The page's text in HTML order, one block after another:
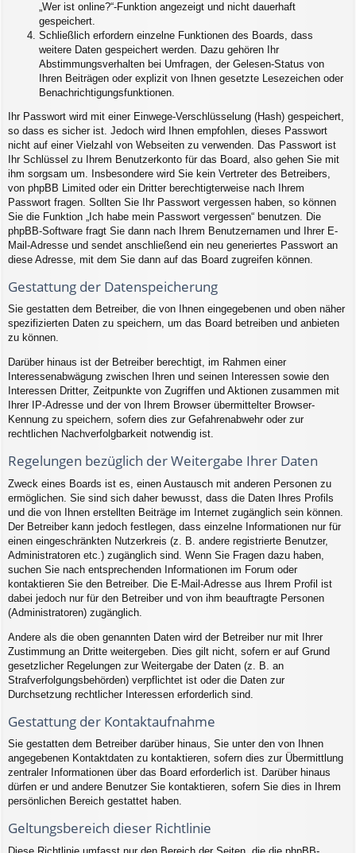
„Wer ist online?“-Funktion angezeigt und nicht dauerhaft
gespeichert.
Schließlich erfordern einzelne Funktionen des Boards, dass
weitere Daten gespeichert werden. Dazu gehören Ihr
Abstimmungsverhalten bei Umfragen, der Gelesen-Status von
Ihren Beiträgen oder explizit von Ihnen gesetzte Lesezeichen oder
Benachrichtigungsfunktionen.
Ihr Passwort wird mit einer Einwege-Verschlüsselung (Hash) gespeichert,
so dass es sicher ist. Jedoch wird Ihnen empfohlen, dieses Passwort
nicht auf einer Vielzahl von Webseiten zu verwenden. Das Passwort ist
Ihr Schlüssel zu Ihrem Benutzerkonto für das Board, also gehen Sie mit
ihm sorgsam um. Insbesondere wird Sie kein Vertreter des Betreibers,
von phpBB Limited oder ein Dritter berechtigterweise nach Ihrem
Passwort fragen. Sollten Sie Ihr Passwort vergessen haben, so können
Sie die Funktion „Ich habe mein Passwort vergessen“ benutzen. Die
phpBB-Software fragt Sie dann nach Ihrem Benutzernamen und Ihrer E-
Mail-Adresse und sendet anschließend ein neu generiertes Passwort an
diese Adresse, mit dem Sie dann auf das Board zugreifen können.
Gestattung der Datenspeicherung
Sie gestatten dem Betreiber, die von Ihnen eingegebenen und oben näher
spezifizierten Daten zu speichern, um das Board betreiben und anbieten
zu können.
Darüber hinaus ist der Betreiber berechtigt, im Rahmen einer
Interessenabwägung zwischen Ihren und seinen Interessen sowie den
Interessen Dritter, Zeitpunkte von Zugriffen und Aktionen zusammen mit
Ihrer IP-Adresse und der von Ihrem Browser übermittelter Browser-
Kennung zu speichern, sofern dies zur Gefahrenabwehr oder zur
rechtlichen Nachverfolgbarkeit notwendig ist.
Regelungen bezüglich der Weitergabe Ihrer Daten
Zweck eines Boards ist es, einen Austausch mit anderen Personen zu
ermöglichen. Sie sind sich daher bewusst, dass die Daten Ihres Profils
und die von Ihnen erstellten Beiträge im Internet zugänglich sein können.
Der Betreiber kann jedoch festlegen, dass einzelne Informationen nur für
einen eingeschränkten Nutzerkreis (z. B. andere registrierte Benutzer,
Administratoren etc.) zugänglich sind. Wenn Sie Fragen dazu haben,
suchen Sie nach entsprechenden Informationen im Forum oder
kontaktieren Sie den Betreiber. Die E-Mail-Adresse aus Ihrem Profil ist
dabei jedoch nur für den Betreiber und von ihm beauftragte Personen
(Administratoren) zugänglich.
Andere als die oben genannten Daten wird der Betreiber nur mit Ihrer
Zustimmung an Dritte weitergeben. Dies gilt nicht, sofern er auf Grund
gesetzlicher Regelungen zur Weitergabe der Daten (z. B. an
Strafverfolgungsbehörden) verpflichtet ist oder die Daten zur
Durchsetzung rechtlicher Interessen erforderlich sind.
Gestattung der Kontaktaufnahme
Sie gestatten dem Betreiber darüber hinaus, Sie unter den von Ihnen
angegebenen Kontaktdaten zu kontaktieren, sofern dies zur Übermittlung
zentraler Informationen über das Board erforderlich ist. Darüber hinaus
dürfen er und andere Benutzer Sie kontaktieren, sofern Sie dies in Ihrem
persönlichen Bereich gestattet haben.
Geltungsbereich dieser Richtlinie